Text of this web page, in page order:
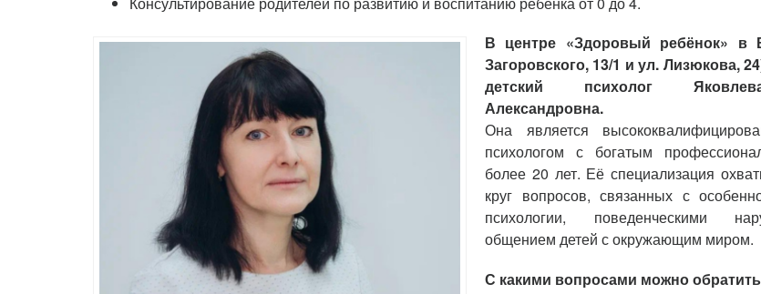
В центре «Здоровый ребёнок» в
Загоровского, 13/1 и ул. Лизюкова,
детский психолог
Александровна.
Она является
психологом с богатым
более 20 лет. Её специализация
круг вопросов, связанных с
психологии, поведенческими
общением детей с окружающим миром.
С какими вопросами можно